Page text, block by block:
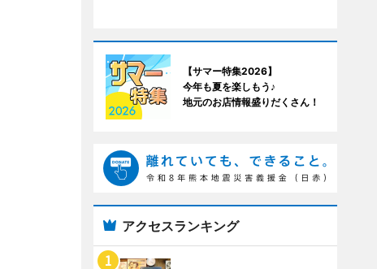
【サマー特集2026】
今年も夏を楽しもう♪
地元のお店情報盛りだくさん！
アクセスランキング